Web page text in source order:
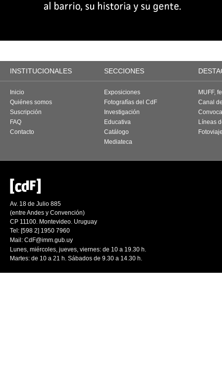
INSTITUCIONALES SECCIONES
Inicio
Quiénes somos
Suscripción
FAQ
Contacto
Exposiciones
Fotografías del CdF
Investigación
Educativa
Catálogo
Mediateca
MUFF,
Canal
Líneas
Av. 18 de Julio 885
(entre Andes y Convención)
CP 11100. Montevideo. Uruguay
Tel: [598 2] 1950 7960
Mail: CdF@imm.gub.uy
Lunes, miércoles, jueves, viernes: de 10 a 19.30 h.
Martes: de 10 a 21 h. Sábados de 9.30 a 14.30 h.